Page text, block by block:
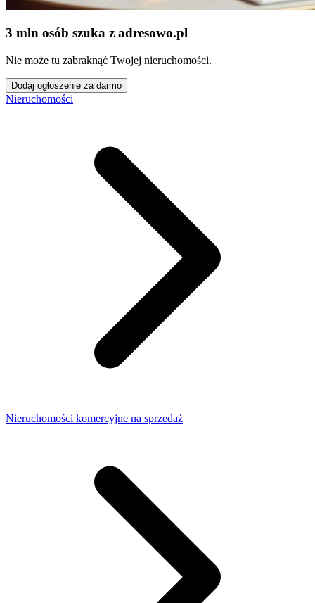
3 mln osób szuka z adresowo.pl
Nie może tu zabraknąć Twojej nieruchomości.
Dodaj ogłoszenie za darmo
Nieruchomości
Nieruchomości komercyjne na sprzedaż